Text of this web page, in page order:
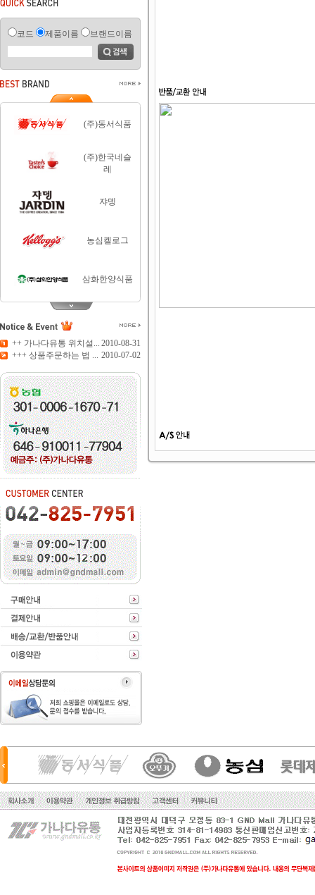
코드 제품이름 브랜드이름
(주)동서식품
(주)한국네슬
레
쟈뎅
농심켈로그
삼화한양식품
담터
화미
주식회사동서
사조해표
대한제분
청정원
진미식품
cj
샘표
정화식품
한국야쿠르트
++ 가나다유통 위치설... 2010-08-31
+++ 상품주문하는 법 ... 2010-07-02